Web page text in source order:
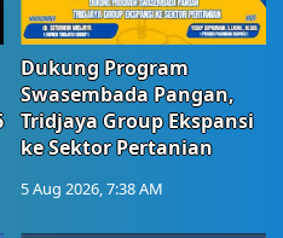
Dukung Program
Swasembada Pangan,
Tridjaya Group Ekspansi
ke Sektor Pertanian
5 Aug 2026, 7:38 AM